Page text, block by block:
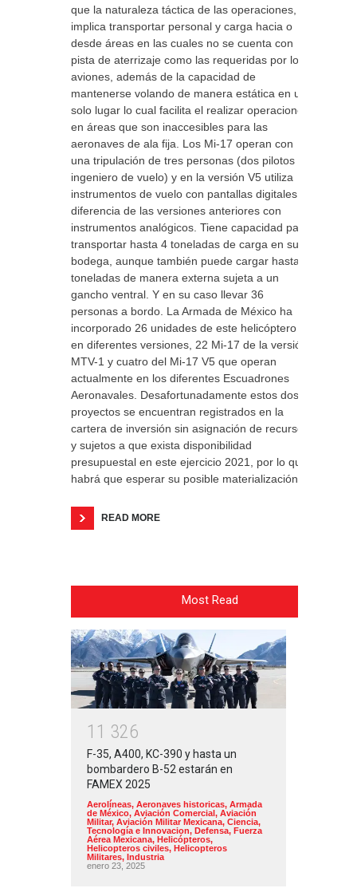
que la naturaleza táctica de las operaciones,
implica transportar personal y carga hacia o
desde áreas en las cuales no se cuenta con
pista de aterrizaje como las requeridas por los
aviones, además de la capacidad de
mantenerse volando de manera estática en un
solo lugar lo cual facilita el realizar operaciones
en áreas que son inaccesibles para las
aeronaves de ala fija. Los Mi-17 operan con
una tripulación de tres personas (dos pilotos e
ingeniero de vuelo) y en la versión V5 utiliza
instrumentos de vuelo con pantallas digitales a
diferencia de las versiones anteriores con
instrumentos analógicos. Tiene capacidad para
transportar hasta 4 toneladas de carga en su
bodega, aunque también puede cargar hasta 5
toneladas de manera externa sujeta a un
gancho ventral. Y en su caso llevar 36
personas a bordo. La Armada de México ha
incorporado 26 unidades de este helicóptero
en diferentes versiones, 22 Mi-17 de la versión
MTV-1 y cuatro del Mi-17 V5 que operan
actualmente en los diferentes Escuadrones
Aeronavales. Desafortunadamente estos dos
proyectos se encuentran registrados en la
cartera de inversión sin asignación de recursos
y sujetos a que exista disponibilidad
presupuestal en este ejercicio 2021, por lo que
habrá que esperar su posible materialización.
READ MORE
Most Read
1 1 326
F-35, A400, KC-390 y hasta un
bombardero B-52 estarán en
FAMEX 2025
Aerolíneas, Aeronaves historicas, Armada
de México, Aviación Comercial, Aviación
Militar, Aviación Militar Mexicana, Ciencia,
Tecnología e Innovacion, Defensa, Fuerza
Aérea Mexicana, Helicópteros,
Helicopteros civiles, Helicopteros
Militares, Industria
enero 23, 2025